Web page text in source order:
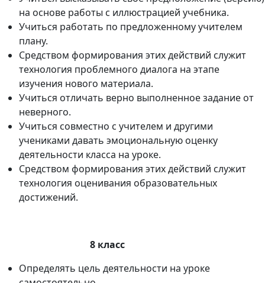
на основе работы с иллюстрацией учебника.
Учиться работать по предложенному учителем
плану.
Средством формирования этих действий служит
технология проблемного диалога на этапе
изучения нового материала.
Учиться отличать верно выполненное задание от
неверного.
Учиться совместно с учителем и другими
учениками давать эмоциональную оценку
деятельности класса на уроке.
Средством формирования этих действий служит
технология оценивания образовательных
достижений.
8 класс
Определять цель деятельности на уроке